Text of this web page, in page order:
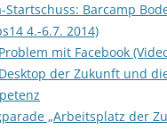
Startschuss: Barcamp
4.-6.7. 2014)
mit Facebook
der Zukunft und
„Arbeitsplatz der